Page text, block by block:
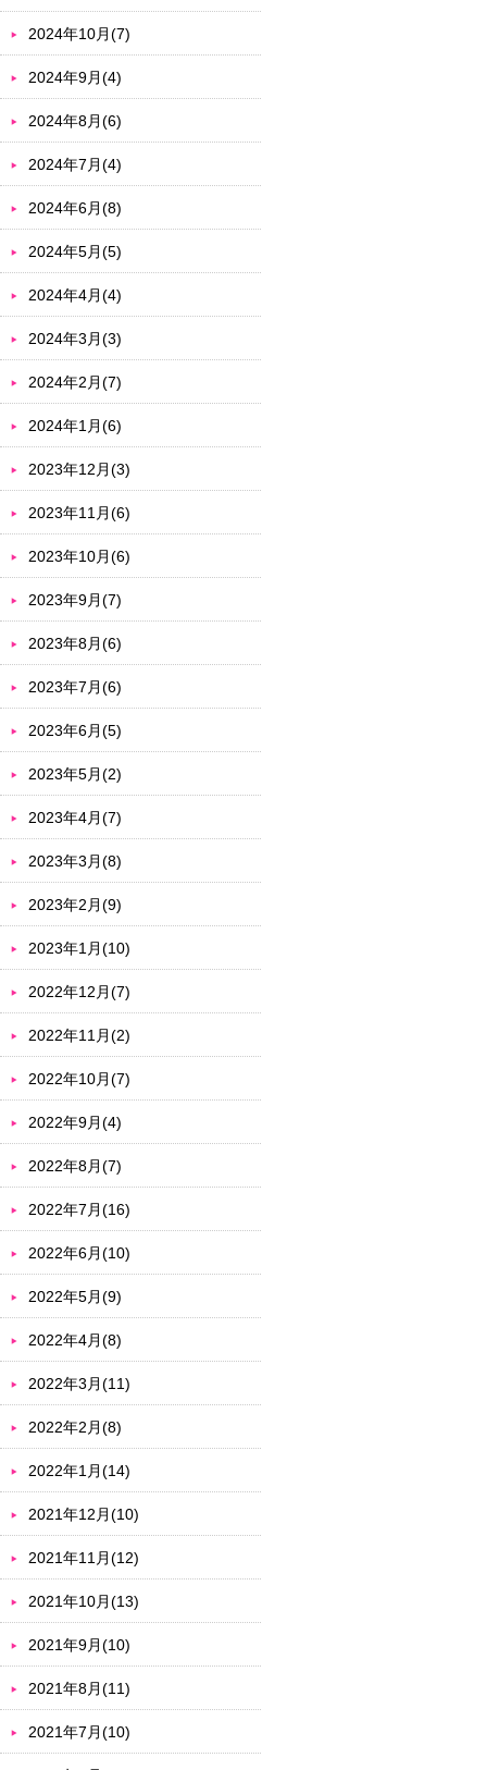
2024年10月(7)
2024年9月(4)
2024年8月(6)
2024年7月(4)
2024年6月(8)
2024年5月(5)
2024年4月(4)
2024年3月(3)
2024年2月(7)
2024年1月(6)
2023年12月(3)
2023年11月(6)
2023年10月(6)
2023年9月(7)
2023年8月(6)
2023年7月(6)
2023年6月(5)
2023年5月(2)
2023年4月(7)
2023年3月(8)
2023年2月(9)
2023年1月(10)
2022年12月(7)
2022年11月(2)
2022年10月(7)
2022年9月(4)
2022年8月(7)
2022年7月(16)
2022年6月(10)
2022年5月(9)
2022年4月(8)
2022年3月(11)
2022年2月(8)
2022年1月(14)
2021年12月(10)
2021年11月(12)
2021年10月(13)
2021年9月(10)
2021年8月(11)
2021年7月(10)